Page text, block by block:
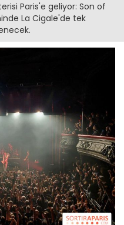
Paris'e geliyor: Son of
La Cigale'de tek